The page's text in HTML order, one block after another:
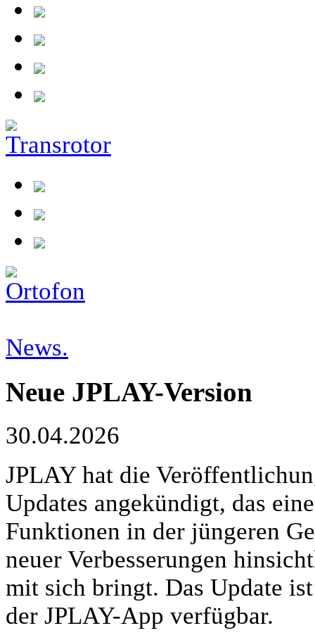
News.
Neue JPLAY-Version
30.04.2026
JPLAY hat die
Updates angekündigt, das
Funktionen in der jüngeren
neuer Verbesserungen
mit sich bringt. Das Update
der JPLAY-App verfügbar.